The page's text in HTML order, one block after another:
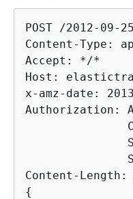
POST /2012-09-
Content-Type:
Accept: */*
Host:
x-amz-date:
Authorization:
Content-Length:
{